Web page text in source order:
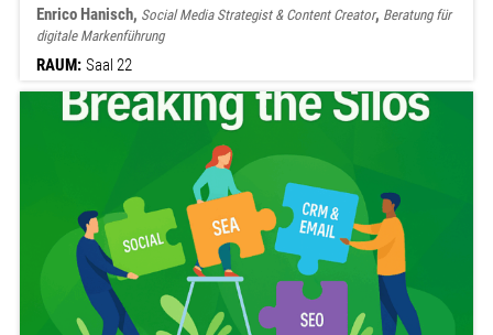
Enrico Hanisch, Social Media Strategist & Content Creator, Beratung für
digitale Markenführung
RAUM: Saal 22